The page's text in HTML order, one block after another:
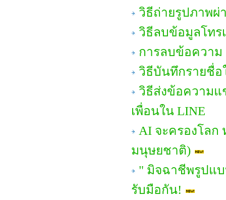
วิธีถ่ายรูปภาพผ่
วิธีลบข้อมูลโทร
การลบข้อความ
วิธีบันทึกรายชื่
วิธีส่งข้อความแ
เพื่อนใน LINE
AI จะครองโลก
มนุษยชาติ)
" มิจฉาชีพรูปแ
รับมือกัน!